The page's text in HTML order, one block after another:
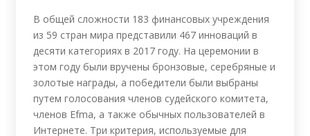
В общей сложности 183 финансовых учреждения
из 59 стран мира представили 467 инноваций в
десяти категориях в 2017 году. На церемонии в
этом году были вручены бронзовые, серебряные и
золотые награды, а победители были выбраны
путем голосования членов судейского комитета,
членов Efma, а также обычных пользователей в
Интернете. Три критерия, используемые для